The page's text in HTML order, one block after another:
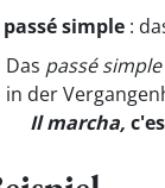
passé simple :
Das passé simple
in der
Il marcha,